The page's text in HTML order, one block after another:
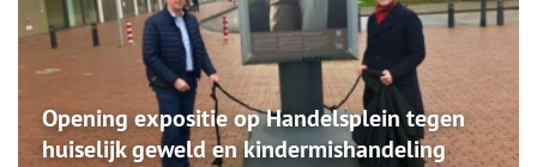
Opening expositie op Handelsplein tegen
huiselijk geweld en kindermishandeling